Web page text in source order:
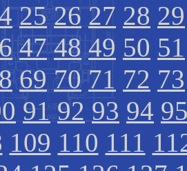
25 26 27 28 29
47 48 49 50 51
69 70 71 72 73
91 92 93 94
109 110 111